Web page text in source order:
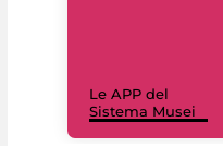
Le APP del
Sistema Musei